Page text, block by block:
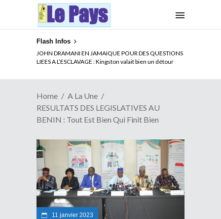
Flash Infos
JOHN DRAMANI EN JAMAIQUE POUR DES QUESTIONS
LIEES A L’ESCLAVAGE : Kingston valait bien un détour
ELECTION DE TALON A LA TETE DU SENAT BENINOIS :
Quand Patrice quitte le pouvoir sans partir !
Home
A La Une
RESULTATS DES LEGISLATIVES AU
BENIN : Tout Est Bien Qui Finit Bien
11 janvier 2023